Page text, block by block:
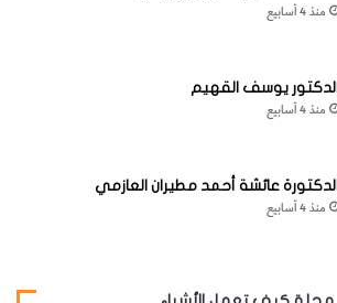
منذ 4 أسابيع
الدكتور يوسف القهيم
منذ 4 أسابيع
الدكتورة عائشة أحمد مطيران العازمي
منذ 4 أسابيع